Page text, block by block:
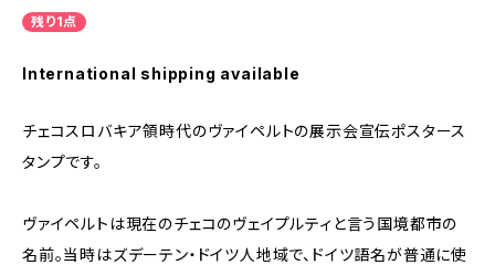
残り1点
International shipping available
チェコスロバキア領時代のヴァイペルトの展示会宣伝ポスタース
タンプです。
ヴァイペルトは現在のチェコのヴェイプルティと言う国境都市の
名前。当時はズデーテン・ドイツ人地域で、ドイツ語名が普通に使